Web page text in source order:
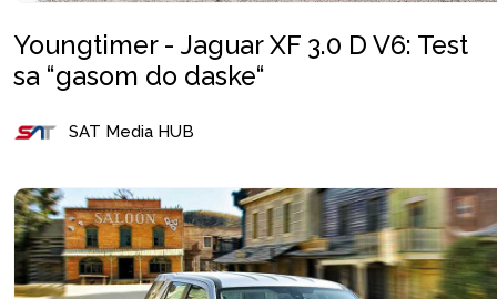
Youngtimer - Jaguar XF 3.0 D V6: Test
sa “gasom do daske“
SAT Media HUB